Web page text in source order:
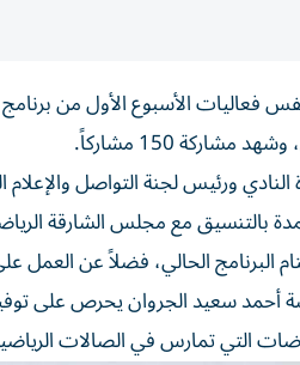
فعاليات الأسبوع الأول من
150 مشاركاً.
ورئيس لجنة التواصل
بالتنسيق مع مجلس الشارقة
الحالي، فضلاً عن العمل
أحمد سعيد الجروان يحرص على
التي تمارس في الصالات